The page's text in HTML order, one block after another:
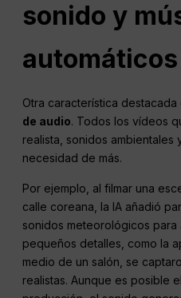
sonido y
automáticos
Otra característica destacada
de audio. Todos los vídeos
realista, sonidos ambientales
necesidad de más.
Por ejemplo, al filmar una
calle coreana, la IA añadió
sonidos meteorológicos para
pequeños detalles, como la
medio de un salón, se
realistas. Aunque es posible